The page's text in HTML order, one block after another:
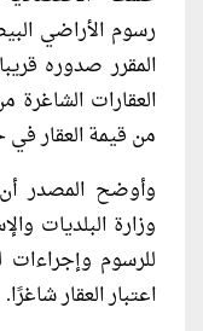
رسوم الأراضي
المقرر صدوره
من قيمة العقار في
وأوضح المصدر أن
وزارة البلديات
للرسوم وإجراءات
اعتبار العقار شاغرًا.